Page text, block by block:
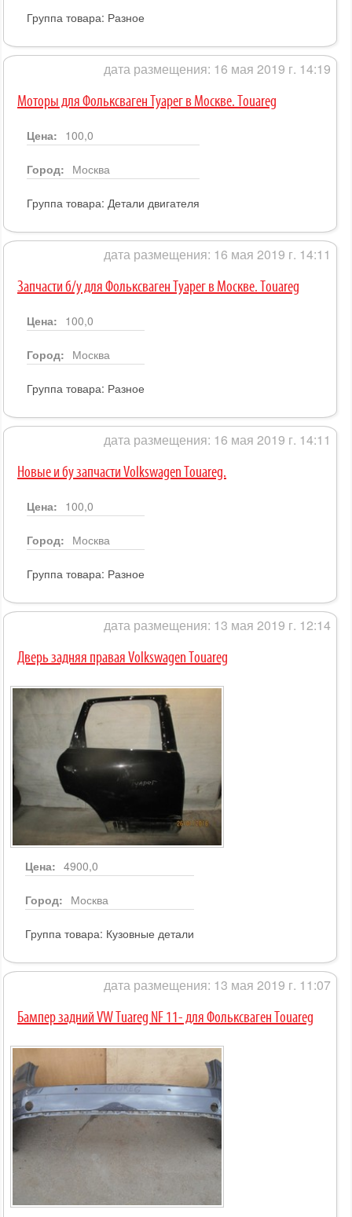
Группа товара: Разное
дата размещения: 16 мая 2019 г. 14:19
Моторы для Фольксваген Туарег в Москве. Touareg
Цена: 100,0
Город: Москва
Группа товара: Детали двигателя
дата размещения: 16 мая 2019 г. 14:11
Запчасти б/у для Фольксваген Туарег в Москве. Touareg
Цена: 100,0
Город: Москва
Группа товара: Разное
дата размещения: 16 мая 2019 г. 14:11
Новые и бу запчасти Volkswagen Touareg.
Цена: 100,0
Город: Москва
Группа товара: Разное
дата размещения: 13 мая 2019 г. 12:14
Дверь задняя правая Volkswagen Touareg
Цена: 4900,0
Город: Москва
Группа товара: Кузовные детали
дата размещения: 13 мая 2019 г. 11:07
Бампер задний VW Tuareg NF 11- для Фольксваген Touareg